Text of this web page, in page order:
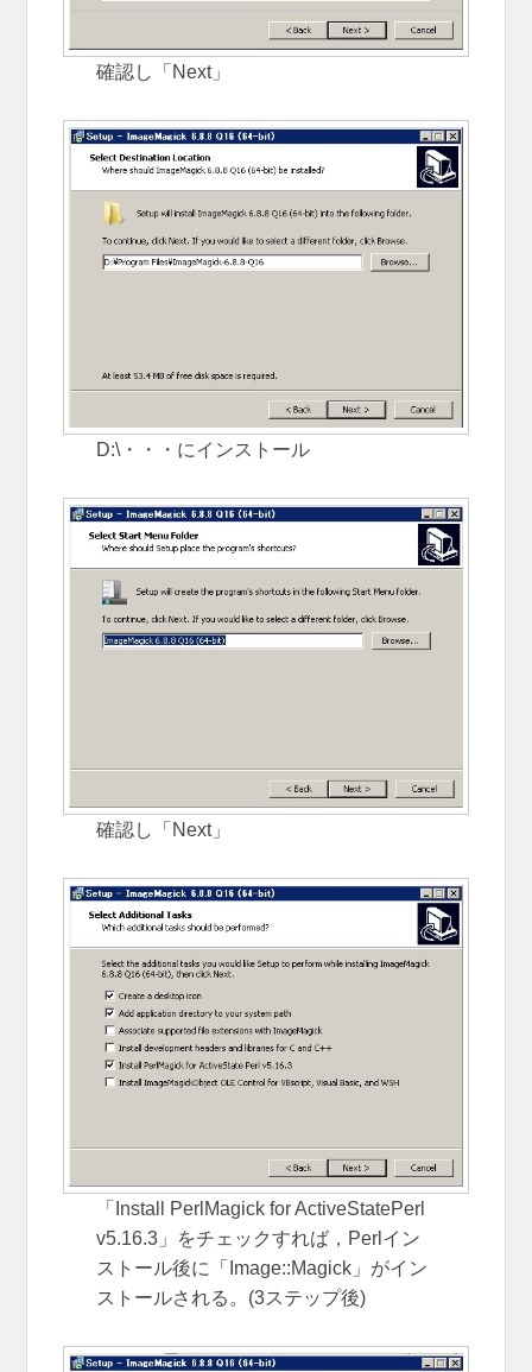
確認し「Next」
D:\・・・にインストール
確認し「Next」
「Install PerlMagick for ActiveStatePerl
v5.16.3」をチェックすれば，Perlイン
ストール後に「Image::Magick」がイン
ストールされる。(3ステップ後)